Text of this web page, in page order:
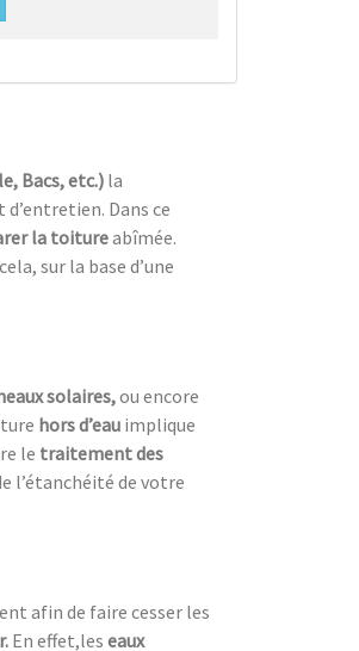
Bacs, etc.) la
Dans ce
la toitureabîmée.
sur la base d’une
solaires,ou encore
hors d’eau implique
le traitement des
l’étanchéité de votre
afin de faire cesser les
En effet,les eaux